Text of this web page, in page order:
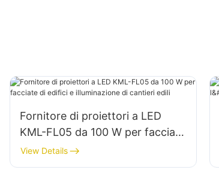
Fornitore di proiettori a LED
KML-FL05 da 100 W per facciate
di edifici e illuminazione di
cantieri edili
View Details